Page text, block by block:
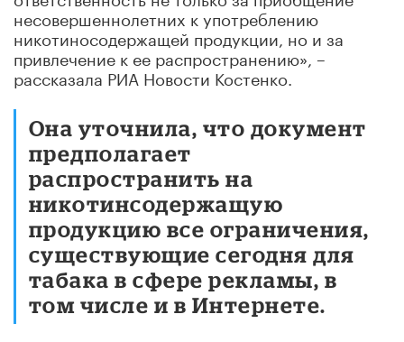
несовершеннолетних к употреблению
никотиносодержащей продукции, но и за
привлечение к ее распространению», –
рассказала РИА Новости Костенко.
Она уточнила, что документ
предполагает
распространить на
никотинсодержащую
продукцию все ограничения,
существующие сегодня для
табака в сфере рекламы, в
том числе и в Интернете.